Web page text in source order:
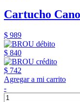
Cartucho
$ 989
$ 840
$ 742
Agregar a mi carrito
-